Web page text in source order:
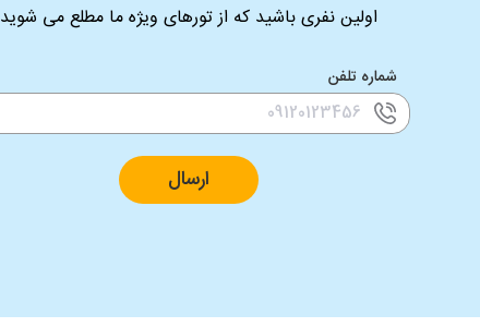
اولین نفری باشید که از تورهای ویژه ما مطلع می شوید
شماره تلفن
ارسال